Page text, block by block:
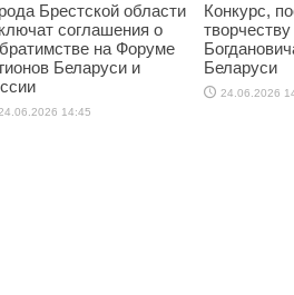
Брестской области
соглашения о
на Форуме
Беларуси и
14:45
Конкурс,
Беларуси
24.06.2026